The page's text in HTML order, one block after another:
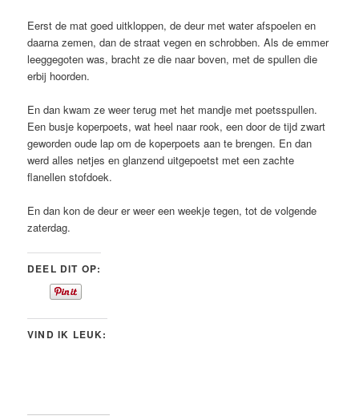
Eerst de mat goed uitkloppen, de deur met water afspoelen en
daarna zemen, dan de straat vegen en schrobben. Als de emmer
leeggegoten was, bracht ze die naar boven, met de spullen die
erbij hoorden.
En dan kwam ze weer terug met het mandje met poetsspullen.
Een busje koperpoets, wat heel naar rook, een door de tijd zwart
geworden oude lap om de koperpoets aan te brengen. En dan
werd alles netjes en glanzend uitgepoetst met een zachte
flanellen stofdoek.
En dan kon de deur er weer een weekje tegen, tot de volgende
zaterdag.
DEEL DIT OP:
VIND IK LEUK: